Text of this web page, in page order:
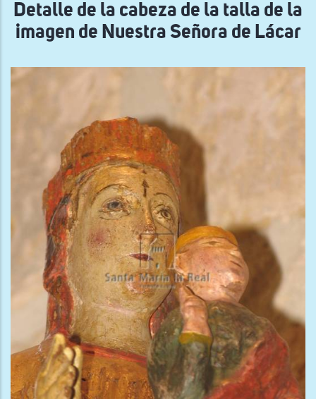
Detalle de la cabeza de la talla de la
imagen de Nuestra Señora de Lácar